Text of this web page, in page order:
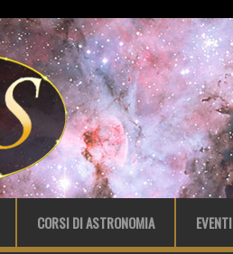
CORSI DI ASTRONOMIA EVENTI